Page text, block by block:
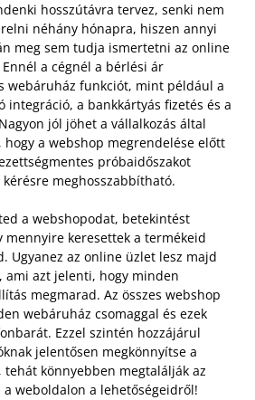
hosszútávra tervez, senki nem
néhány hónapra, hiszen annyi
meg sem tudja ismertetni az online
a cégnél a bérlési ár
webáruház funkciót, mint például a
integráció, a bankkártyás fizetés és a
jól jöhet a vállalkozás által
a webshop megrendelése előtt
próbaidőszakot
meghosszabbítható.
a webshopodat, betekintést
mennyire keresettek a termékeid
Ugyanez az online üzlet lesz majd
ami azt jelenti, hogy minden
megmarad. Az összes webshop
webáruház csomaggal és ezek
Ezzel szintén hozzájárul
jelentősen megkönnyítse a
könnyebben megtalálják az
weboldalon a lehetőségeidről!